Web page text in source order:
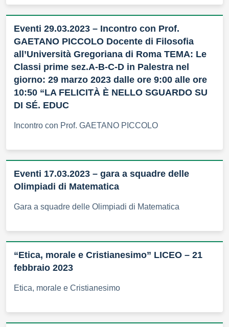
Eventi 29.03.2023 – Incontro con Prof.
GAETANO PICCOLO Docente di Filosofia
all’Università Gregoriana di Roma TEMA: Le
Classi prime sez.A-B-C-D in Palestra nel
giorno: 29 marzo 2023 dalle ore 9:00 alle ore
10:50 “LA FELICITÀ È NELLO SGUARDO SU
DI SÉ. EDUC
Incontro con Prof. GAETANO PICCOLO
Eventi 17.03.2023 – gara a squadre delle
Olimpiadi di Matematica
Gara a squadre delle Olimpiadi di Matematica
“Etica, morale e Cristianesimo” LICEO – 21
febbraio 2023
Etica, morale e Cristianesimo